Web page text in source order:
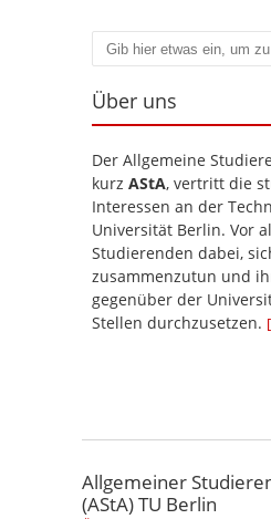
Suchen
Über uns
Der Allgemeine
kurz AStA, vertritt die
Interessen an der
Universität Berlin. Vor
Studierenden dabei,
zusammenzutun und
gegenüber der
Stellen durchzusetzen.
Allgemeiner
(AStA) TU Berlin